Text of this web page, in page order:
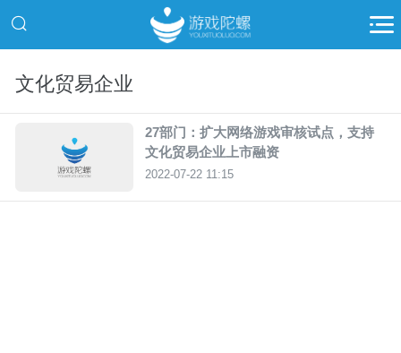
文化贸易企业
27部门：扩大网络游戏审核试点，支持
文化贸易企业上市融资
2022-07-22 11:15